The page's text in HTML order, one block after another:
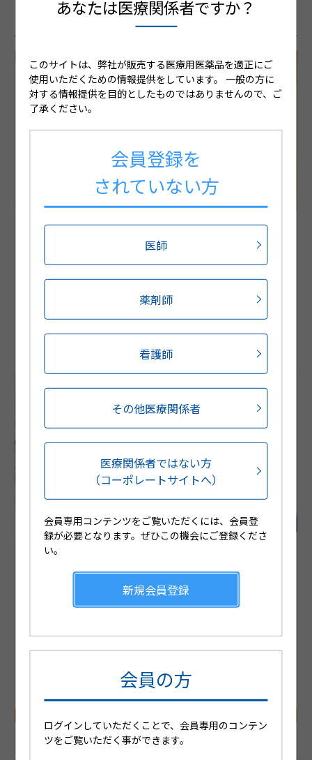
シリーズを見る
全身作用型貼付剤ジクトルテープについて
ジクトルテープは、腰痛症、肩関節周囲炎、頸肩腕症候群及び腱
鞘炎における鎮痛・消炎の効能又は効果を有する全身作用型貼
付剤です。本コンテンツでは、痛いところに貼る湿布薬とは、使
動画を見る
03:55
全身性NSAIDs貼付剤ジクトルテープ75mgの服薬指導のポ
本コンテンツでは、全身性NSAID貼付剤ジクトルテープ75mgの
服薬指導のポイントについてご紹介いたします。ジクトルテープ
2023/07/12
あなたは医療関係者ですか？
このサイトは、弊社が販売する医療用医薬品を適正にご
使用いただくための情報提供をしています。 一般の方に
対する情報提供を目的としたものではありませんので、ご
了承ください。
会員登録を
されていない方
医師
薬剤師
看護師
その他医療関係者
医療関係者ではない方
（コーポレートサイトへ）
会員専用コンテンツをご覧いただくには、会員登
録が必要となります。ぜひこの機会にご登録くださ
い。
新規会員登録
会員の方
ログインしていただくことで、会員専用のコンテン
ツをご覧いただく事ができます。